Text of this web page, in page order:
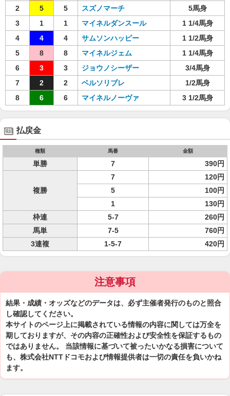
2
5 5 スズノマーチ
5馬身
3
1 1 マイネルダンスール
1 1/4馬身
4
4 4 サムソンハッピー
1 1/2馬身
5
8 8 マイネルジェム
1 1/4馬身
6
3 3 ジョウノシーザー
3/4馬身
7
2 2 ベルソリブレ
1/2馬身
8
6 6 マイネルノーヴァ 3 1/2馬身
払戻金
種類 馬番 金額
単勝 7 390円
複勝
7
120円
5
100円
1
130円
枠連
5-7
260円
馬単
7-5
760円
3連複
1-5-7 420円
注意事項
結果・成績・オッズなどのデータは、必ず主催者発行のものと照合
し確認してください。
本サイトのページ上に掲載されている情報の内容に関しては万全を
期しておりますが、その内容の正確性および安全性を保証するもの
ではありません。 当該情報に基づいて被ったいかなる損害について
も、株式会社NTTドコモおよび情報提供者は一切の責任を負いかね
ます。